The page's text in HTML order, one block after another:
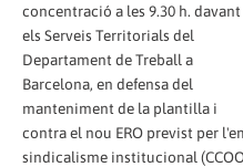
concentració a les 9.30 h. davant
els Serveis Territorials del
Departament de Treball a
Barcelona, en defensa del
manteniment de la plantilla i
contra el nou ERO previst per
sindicalisme institucional (CCOO,